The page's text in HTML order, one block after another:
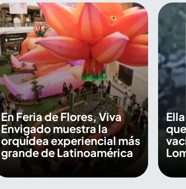
En Feria de Flores, Viva
Envigado muestra la
orquídea experiencial más
grande de Latinoamérica